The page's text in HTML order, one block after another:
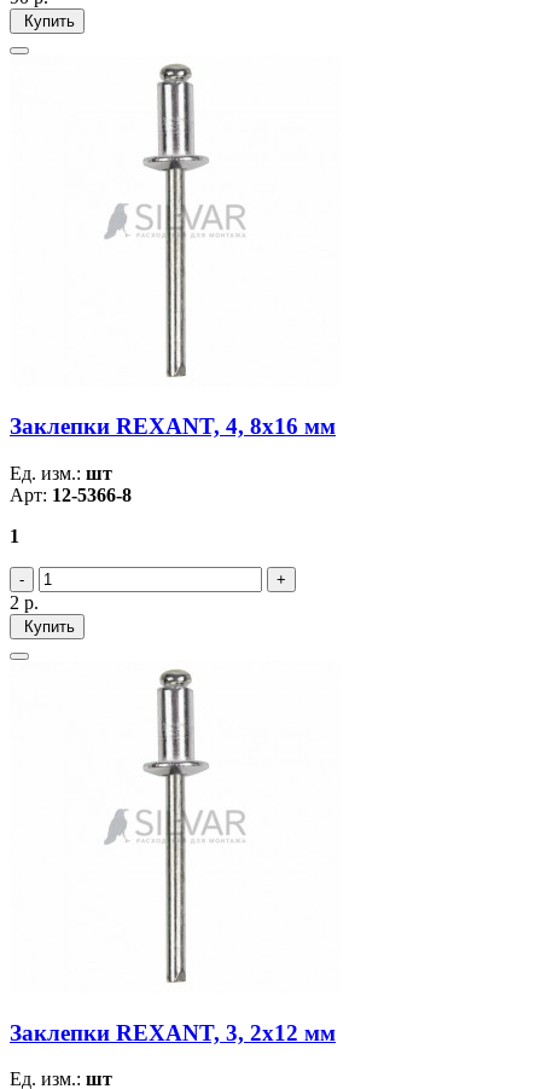
Купить
Заклепки REXANT, 4, 8x16 мм
Ед. изм.: шт
Арт: 12-5366-8
1
2 р.
Купить
Заклепки REXANT, 3, 2x12 мм
Ед. изм.: шт